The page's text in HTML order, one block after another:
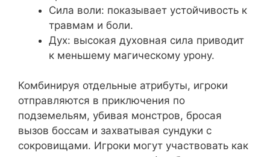
Сила воли: показывает устойчивость к
травмам и боли.
Дух: высокая духовная сила приводит
к меньшему магическому урону.
Комбинируя отдельные атрибуты, игроки
отправляются в приключения по
подземельям, убивая монстров, бросая
вызов боссам и захватывая сундуки с
сокровищами. Игроки могут участвовать как